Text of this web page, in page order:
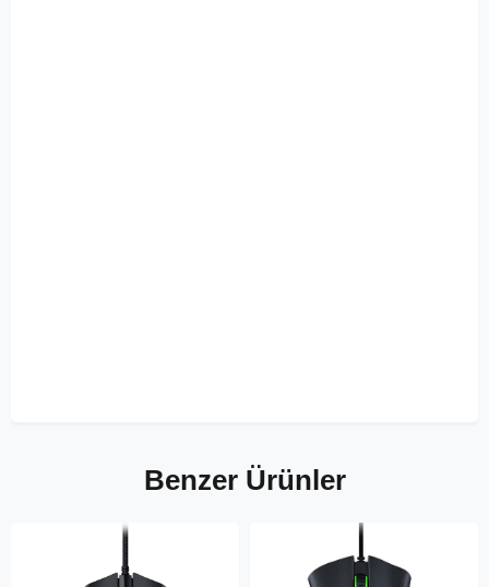
Benzer Ürünler